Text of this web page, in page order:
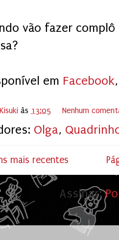
vão fazer
em Facebook
às 13:05 Nenhum
Olga,
mais recentes
Assinar: